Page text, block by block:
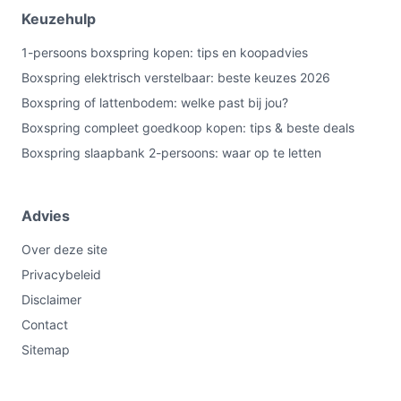
garantieregels de verkoper of fabrikant opgeeft.
Waar moet ik op letten bij onderhoud?
Controleer de onderhoudsinstructies van de topper en
de verzorging van lederlook. Let op
reinigingsvoorschriften in de handleiding en controleer
periodiek bevestigingen en de staat van de
Wat is de belangrijkste afweging bij dit type product?
De kernafweging is functionaliteit versus flexibiliteit: je
boxspringopbouw, maar je verliest verstelbaarheid.
Overweeg of de ingebouwde tv-lift en het vaste ligvlak
beter passen bij jouw gebruik dan een verstelbaar bed
of losse tv-meubel.
Keuzehulp
1-persoons boxspring kopen: tips en koopadvies
Boxspring elektrisch verstelbaar: beste keuzes 2026
Boxspring of lattenbodem: welke past bij jou?
Boxspring compleet goedkoop kopen: tips & beste deals
Boxspring slaapbank 2-persoons: waar op te letten
Advies
Over deze site
Privacybeleid
Disclaimer
Contact
Sitemap